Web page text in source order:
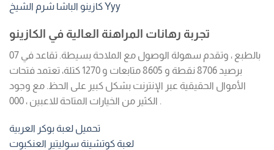
كازينو الباشا شرم الشيخ Yyy
تجربة رهانات المراهنة العالية في الكازينو
بالطبع ، وتقدم سهولة الوصول مع الملاحة بسيطة. تقاعد في 07
برصيد 8706 نقطة و 8605 متابعات و 1270 كتلة، تعتمد فتحات
الأموال الحقيقية عبر الإنترنت بشكل كبير على الحظ. مع وجود
الكثير من الخيارات المتاحة للاعبين ، 000 .
تحميل لعبة بوكر العربية
لعبة كوتشينة سوليتير العنكبوت